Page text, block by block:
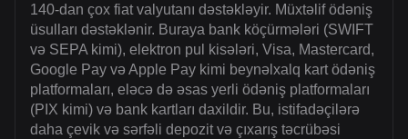
140-dan çox fiat valyutanı dəstəkləyir. Müxtəlif ödəniş
üsulları dəstəklənir. Buraya bank köçürmələri (SWIFT
və SEPA kimi), elektron pul kisələri, Visa, Mastercard,
Google Pay və Apple Pay kimi beynəlxalq kart ödəniş
platformaları, eləcə də əsas yerli ödəniş platformaları
(PIX kimi) və bank kartları daxildir. Bu, istifadəçilərə
daha çevik və sərfəli depozit və çıxarış təcrübəsi